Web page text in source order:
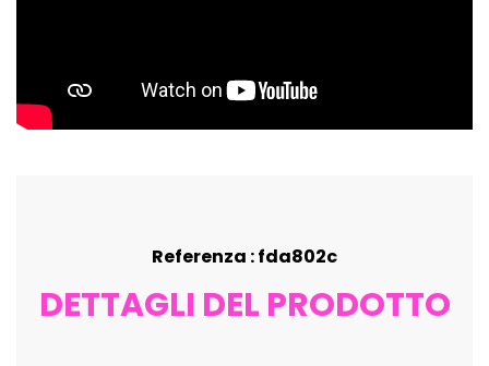
Referenza : fda802c
DETTAGLI DEL PRODOTTO